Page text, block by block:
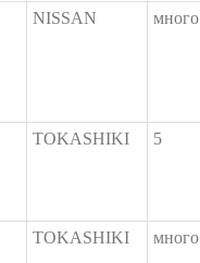
NISSAN много
TOKASHIKI 5
TOKASHIKI много